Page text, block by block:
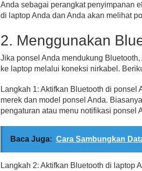
Anda sebagai perangkat penyimpanan
di laptop Anda dan Anda akan melihat
2. Menggunakan
Jika ponsel Anda mendukung
ke laptop melalui koneksi nirkabel.
Langkah 1: Aktifkan Bluetooth di
merek dan model ponsel Anda.
pengaturan atau menu notifikasi ponsel
Baca Juga: Cara Sambungkan
Langkah 2: Aktifkan Bluetooth di laptop